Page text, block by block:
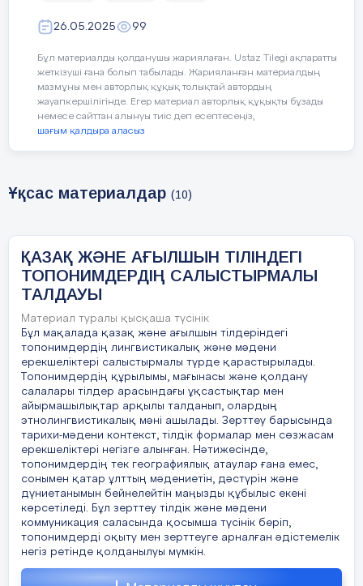
Кілттік сөздер:
тіліндегі топонимдер, ағылшын тіліндегі
топонимдер, салыстырмалы талдау,
этнолингвистика, тілдік мәдениет,
географиялық атаулар, тарихи-мәдени
контекст, семантикалық ерекшеліктер,
Географиялық атаулар – халықтың тарихи
жады мен мәдени кодын бейнелейтін
ерекше тілдік құбылыс. Топонимдер тек
атаулар жүйесі ғана емес, сонымен қатар
халықтың тұрмыс-тіршілігі, дәстүрі,
дүниетанымы мен тарихи тағдырының
айнасы болып табылады. Әрбір халық
өзінің тарихын, мәдениетін, табиғи
ортасын тіл арқылы сипаттап, оны кейінгі
ұрпаққа жеткізіп отырады. Қазақ және
ағылшын тілдеріндегі топонимдер жүйесі
осы екі халықтың тарихи-мәдени
кеңістігінің өзіндік ерекшеліктерін
танытады.
Қазақ халқының топонимдері, ең
алдымен, табиғаттың көріністерін, жер
бедерінің ерекшеліктерін және тұрмысқа
қатысты сипаттарды бейнелейді. Бұл –
26.05.2025 99
Бұл материалды қолданушы жариялаған. Ustaz Tilegi ақпаратты
жеткізуші ғана болып табылады. Жарияланған материалдың
мазмұны мен авторлық құқық толықтай автордың
жауапкершілігінде. Егер материал авторлық құқықты бұзады
немесе сайттан алынуы тиіс деп есептесеңіз,
шағым қалдыра аласыз
Ұқсас материалдар (10)
ҚАЗАҚ ЖӘНЕ АҒЫЛШЫН ТІЛІНДЕГІ
ТОПОНИМДЕРДІҢ САЛЫСТЫРМАЛЫ
ТАЛДАУЫ
Материал туралы қысқаша түсінік
Бұл мақалада қазақ және ағылшын тілдеріндегі
топонимдердің лингвистикалық және мәдени
ерекшеліктері салыстырмалы түрде қарастырылады.
Топонимдердің құрылымы, мағынасы және қолдану
салалары тілдер арасындағы ұқсастықтар мен
айырмашылықтар арқылы талданып, олардың
этнолингвистикалық мәні ашылады. Зерттеу барысында
тарихи-мәдени контекст, тілдік формалар мен сөзжасам
ерекшеліктері негізге алынған. Нәтижесінде,
топонимдердің тек географиялық атаулар ғана емес,
сонымен қатар ұлттың мәдениетін, дәстүрін және
дүниетанымын бейнелейтін маңызды құбылыс екені
көрсетіледі. Бұл зерттеу тілдік және мәдени
коммуникация саласында қосымша түсінік беріп,
топонимдерді оқыту мен зерттеуге арналған әдістемелік
негіз ретінде қолданылуы мүмкін.